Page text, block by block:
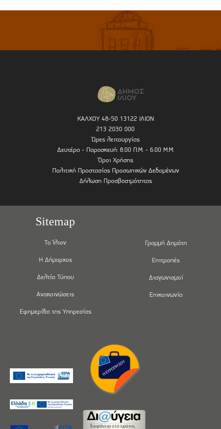
ΚΑΛΧΟΥ 48-50 13122 ΙΛΙΟΝ
213 2030 000
Ώρες λειτουργίας
Δευτέρα - Παρασκευή: 8.00 Π.Μ. - 6.00 Μ.Μ.
Όροι Χρήσης
Πολιτική Προστασίας Προσωπικών Δεδομένων
Δήλωση Προσβασιμότητας
Sitemap
Το Ίλιον
Η Δήμαρχος
Δελτία Τύπου
Ανακοινώσεις
Εφημερίδα της Υπηρεσίας
Γραμμή Δημότη
Επιτροπές
Διαγωνισμοί
Επικοινωνία